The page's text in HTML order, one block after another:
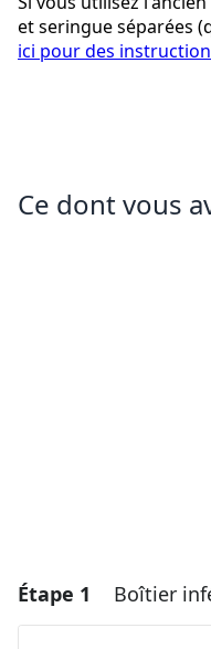
et seringue séparées
ici pour des
Ce dont vous
Étape 1 Boîtier